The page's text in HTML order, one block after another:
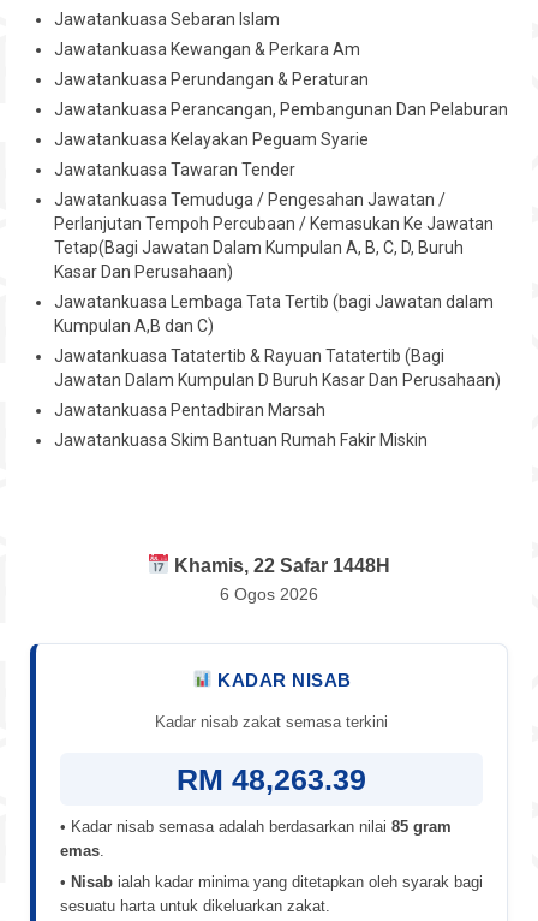
Jawatankuasa Sebaran Islam
Jawatankuasa Kewangan & Perkara Am
Jawatankuasa Perundangan & Peraturan
Jawatankuasa Perancangan, Pembangunan Dan Pelaburan
Jawatankuasa Kelayakan Peguam Syarie
Jawatankuasa Tawaran Tender
Jawatankuasa Temuduga / Pengesahan Jawatan /
Perlanjutan Tempoh Percubaan / Kemasukan Ke Jawatan
Tetap(Bagi Jawatan Dalam Kumpulan A, B, C, D, Buruh
Kasar Dan Perusahaan)
Jawatankuasa Lembaga Tata Tertib (bagi Jawatan dalam
Kumpulan A,B dan C)
Jawatankuasa Tatatertib & Rayuan Tatatertib (Bagi
Jawatan Dalam Kumpulan D Buruh Kasar Dan Perusahaan)
Jawatankuasa Pentadbiran Marsah
Jawatankuasa Skim Bantuan Rumah Fakir Miskin
Khamis, 22 Safar 1448H
6 Ogos 2026
KADAR NISAB
Kadar nisab zakat semasa terkini
RM 48,263.39
• Kadar nisab semasa adalah berdasarkan nilai 85 gram
emas
• Nisab ialah kadar minima yang ditetapkan oleh syarak bagi
sesuatu harta untuk dikeluarkan zakat.